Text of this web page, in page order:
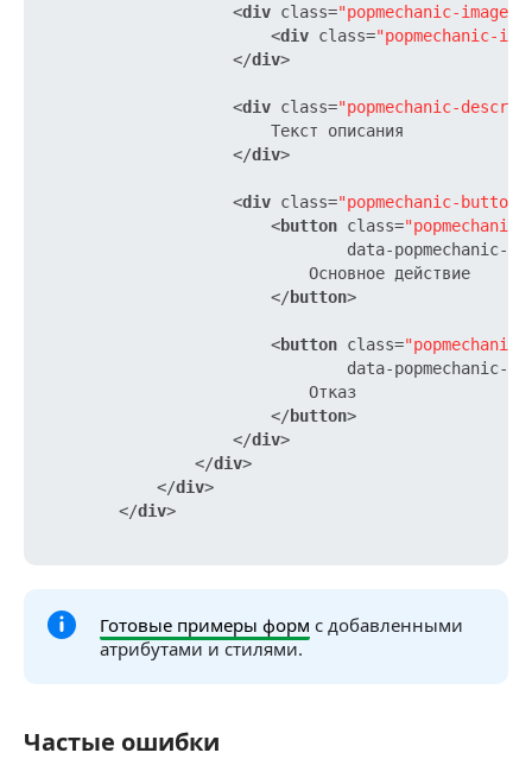
<div class="popmechanic-image-
<div class="popmechanic-
</div>
<div class="popmechanic-
                        Текст описания
</div>
<div class="popmechanic-
<button class=
data-popmechanic-
                            Основное действие
</button>
<button class=
data-popmechanic-
                            Отказ
</button>
</div>
</div>
</div>
</div>
Готовые примеры форм с добавленными
атрибутами и стилями.
Частые ошибки
Частые ошибки